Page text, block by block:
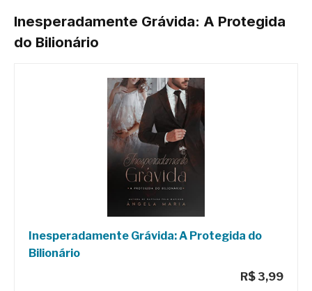
Inesperadamente Grávida: A Protegida
do Bilionário
Inesperadamente Grávida: A Protegida do
Bilionário
R$ 3,99